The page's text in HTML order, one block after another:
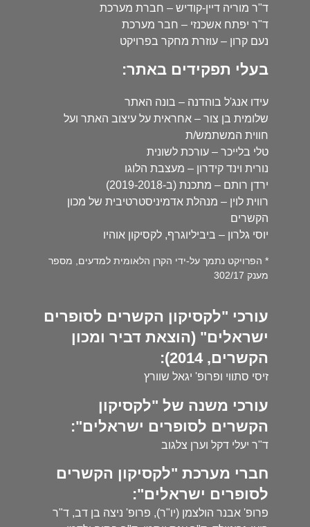
ד"ר מוריה דיין-קודיש – חברת מערכת
ד"ר יפתח אשכנזי – חבר מערכת
נעם קרון – עוזרת מחקר בפרויקט
בעלי תפקידים באתר:
עידו אנג'ל בוהדנה – בונה האתר
שלומית בן צור – אחראית על עיצוב האתר ועל
חווית המשתמש/ת
טלי בלייכר – עורכת לשונית
נורית וינד קידרון – מעצבת הלוגו
ירדן רותם – מתכנת (ב-2019-2018)
רווית לוין – מנהלת אדמיניסטרטיבית של מכון
הקשרים
יוסי גלרון – ביביליוגרף, לקסיקון אוהיו
* הפרויקט נתמך על-ידי הקרן הלאומית למדעים, מספר
מענק 302/17
עורכי "לקסיקון הקשרים לסופרים
ישראלים" (הוצאת דביר ומכון
הקשרים, 2014):
זיסי סתווי ופרופ' יגאל שוורץ
עורכי משנה של "לקסיקון
הקשרים לסופרים ישראלים":
ד"ר יעלי דקל וערן צלגוב
חברי מערכת "לקסיקון הקשרים
לסופרים ישראלים":
פרופ' אבנר הולצמן (יו"ר), פרופ' ניצה בן דב, ד"ר